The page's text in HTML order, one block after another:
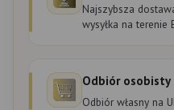
Najszybsza
wysyłka na terenie
Odbiór osobisty
Odbiór własny na